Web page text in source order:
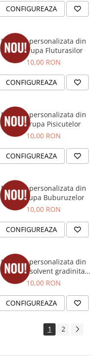
CONFIGUREAZA
Medalie personalizata din
lemn Grupa Fluturasilor
10,00 RON
CONFIGUREAZA
Medalie personalizata din
lemn Grupa Pisicutelor
10,00 RON
CONFIGUREAZA
Medalie personalizata din
lemn Grupa Buburuzelor
10,00 RON
CONFIGUREAZA
Medalie personalizata din
lemn Absolvent gradinita
bufnita
10,00 RON
CONFIGUREAZA
1 2